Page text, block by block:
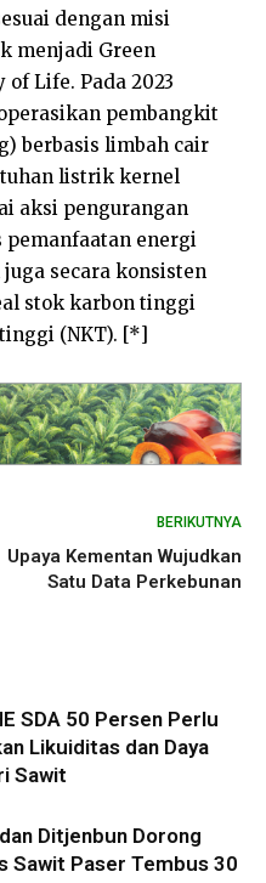
dengan misi
menjadi Green
Life. Pada 2023
pembangkit
berbasis limbah cair
listrik kernel
aksi pengurangan
energi
secara konsisten
stok karbon tinggi
(NKT). [*]
BERIKUTNYA
Upaya Kementan Wujudkan
Satu Data Perkebunan
SDA 50 Persen Perlu
Likuiditas dan Daya
Sawit
dan Ditjenbun Dorong
Sawit Paser Tembus 30